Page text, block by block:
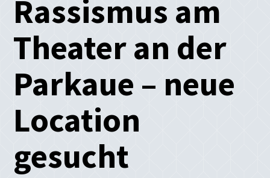
Rassismus am
Theater an der
Parkaue – neue
Location
gesucht